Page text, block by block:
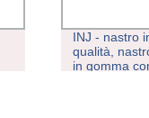
INJ - nastro
qualità,
in gomma